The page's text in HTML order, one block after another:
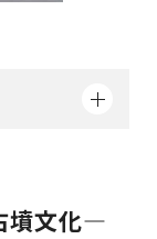
墳文化―